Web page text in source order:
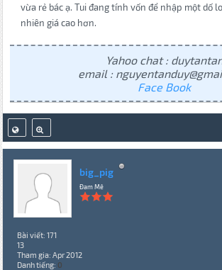
vừa rẻ bác ạ. Tui đang tính vốn để nhập một dố
nhiên giá cao hơn.
Yahoo chat :
email :
Face Book
big_pig
Đam Mê
Bài viết: 171
13
Tham gia: Apr 2012
Danh tiếng: 0